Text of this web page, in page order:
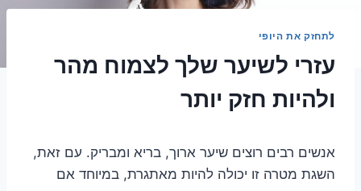
לתחזק את היופי
עזרי לשיער שלך לצמוח מהר
ולהיות חזק יותר
אנשים רבים רוצים שיער ארוך, בריא ומבריק. עם זאת,
השגת מטרה זו יכולה להיות מאתגרת, במיוחד אם